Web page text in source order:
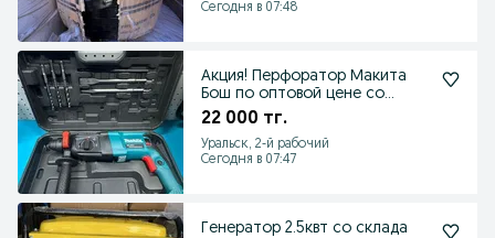
Сегодня в 07:48
Акция! Перфоратор Макита
Бош по оптовой цене со
склада
22 000 тг.
Уральск, 2-й рабочий
Сегодня в 07:47
Генератор 2.5квт со склада